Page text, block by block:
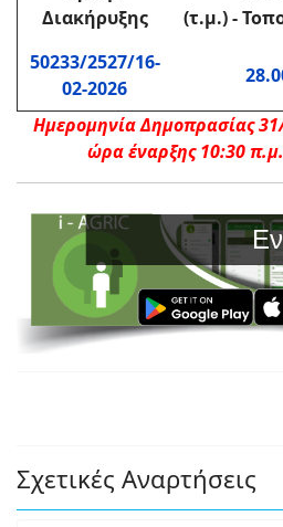
Διακήρυξης
(τ.μ.) -
50233/2527/16-
02-2026
Ημερομηνία Δημοπρασίας
ώρα έναρξης 10:30
Σχετικές Αναρτήσεις